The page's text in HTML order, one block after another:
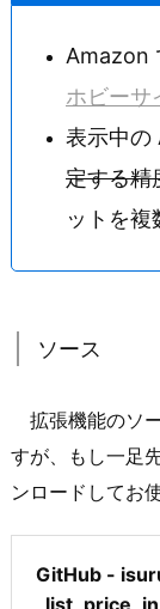
Amazon
ホビーサ
表示中の
定する精
ットを複
ソース
拡張機能のソ
すが、もし一足
ンロードしてお
GitHub -